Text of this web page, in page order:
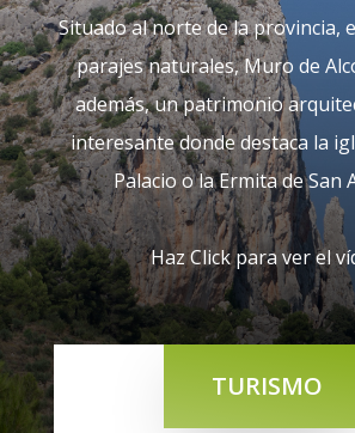
Situado al norte de la provincia,
parajes naturales, Muro de
además, un patrimonio
interesante donde destaca la
Palacio o la Ermita de San
Haz Click para ver el
TURISMO